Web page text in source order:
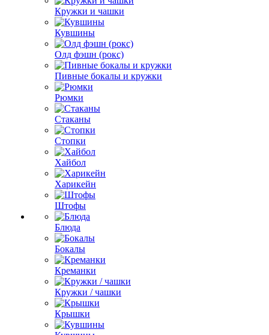
Кружки и чашки
Кувшины
Олд фэшн (рокс)
Пивные бокалы и кружки
Рюмки
Стаканы
Стопки
Хайбол
Харикейн
Штофы
Блюда
Бокалы
Креманки
Кружки / чашки
Крышки